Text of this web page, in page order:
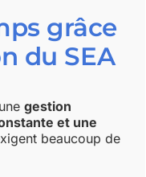
grâce
du SEA
gestion
et une
beaucoup de